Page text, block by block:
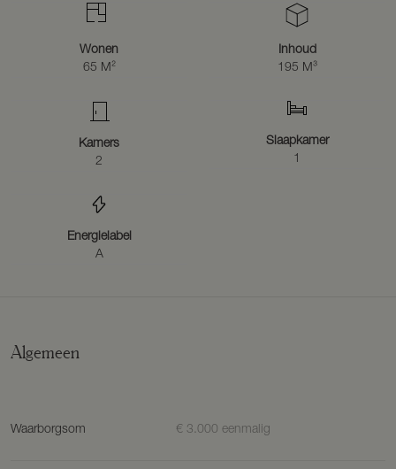
Wonen
65 M²
Inhoud
195 M³
Kamers
2
Slaapkamer
1
Energielabel
A
Algemeen
Waarborgsom € 3.000 eenmalig